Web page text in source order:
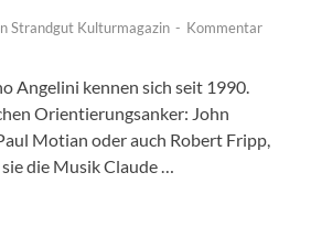
Strandgut Kulturmagazin - Kommentar
Angelini kennen sich seit 1990.
Orientierungsanker: John
Motian oder auch Robert Fripp,
die Musik Claude …